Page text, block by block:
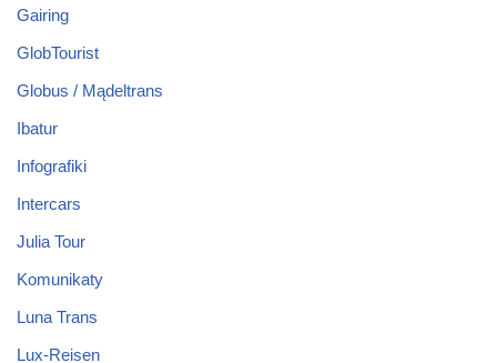
Gairing
GlobTourist
Globus / Mądeltrans
Ibatur
Infografiki
Intercars
Julia Tour
Komunikaty
Luna Trans
Lux-Reisen